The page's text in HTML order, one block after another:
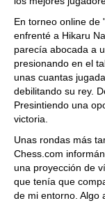
En torneo online de
enfrenté a Hikaru
parecía abocada a
presionando en el
unas cuantas
debilitando su rey.
Presintiendo una
victoria.
Unas rondas más
Chess.com
una proyección de
que tenía que
de mi entorno. Algo